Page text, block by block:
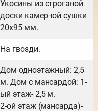
Укосины из строганой
доски камерной сушки
20х95 мм.
На гвозди.
Дом одноэтажный: 2,5
м. Дом с мансардой: 1-
ый этаж- 2,5 м.
2-ой этаж (мансарда)-